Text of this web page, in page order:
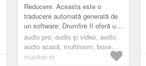
Reducere. Aceasta este o
traducere automată generată de
un software: Drumfire II oferă un
sunet pur, gras, cu detalii foarte
clare. Vei simți fizic fiecare f...
audio pro, audio și video, audio,
audio acasă, multiroom, boxe
multiroom, white
muziker.ro